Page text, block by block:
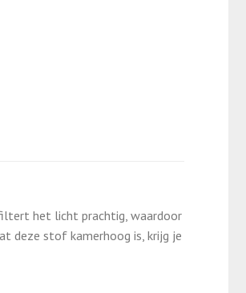
het licht prachtig, waardoor
deze stof kamerhoog is, krijg je